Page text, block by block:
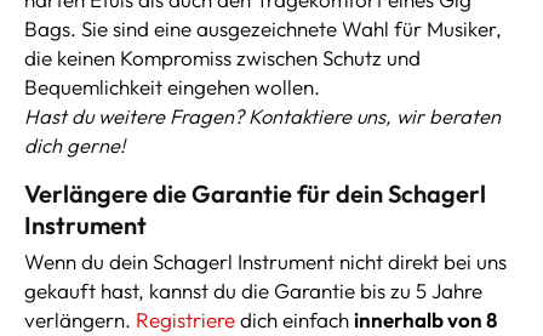
Bags. Sie sind eine ausgezeichnete Wahl für Musiker,
die keinen Kompromiss zwischen Schutz und
Bequemlichkeit eingehen wollen.
Hast du weitere Fragen? Kontaktiere uns, wir beraten
dich gerne!
Verlängere die Garantie für dein Schagerl
Instrument
Wenn du dein Schagerl Instrument nicht direkt bei uns
gekauft hast, kannst du die Garantie bis zu 5 Jahre
verlängern. Registrieredich einfach innerhalb von 8